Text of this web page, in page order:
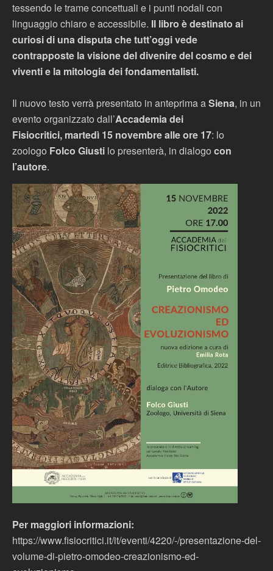
tessendo le trame concettuali e i punti nodali con
linguaggio chiaro e accessibile. Il libro è destinato ai
curiosi di una disputa che tutt’oggi vede
contrapposte la visione del divenire del cosmo e dei
viventi e la mitologia dei fondamentalisti.
Il nuovo testo verrà presentato in anteprima aSiena, in un
evento organizzato dall’Accademia dei
Fisiocritici, martedì 15 novembre alle ore 17: lo
zoologo Folco Giusti lo presenterà, in dialogo con
l’autore.
Per maggiori informazioni:
https://www.fisiocritici.it/it/eventi/4220/-/presentazione-del-
volume-di-pietro-omodeo-creazionismo-ed-